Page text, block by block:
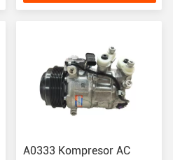
A0022305811 447150-
A0333 Kompresor AC